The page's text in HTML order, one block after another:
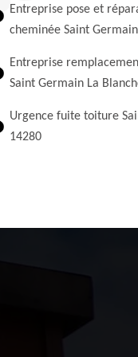
Entreprise pose et
cheminée Saint
Entreprise
Saint Germain La
Urgence fuite toiture
14280